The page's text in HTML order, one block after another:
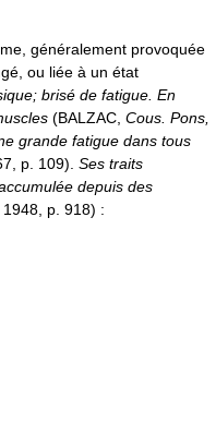
généralement provoquée
ou liée à un état
brisé de fatigue. En
(BALZAC, Cous. Pons,
grande fatigue dans tous
p. 109). Ses traits
depuis des
1948, p. 918) :